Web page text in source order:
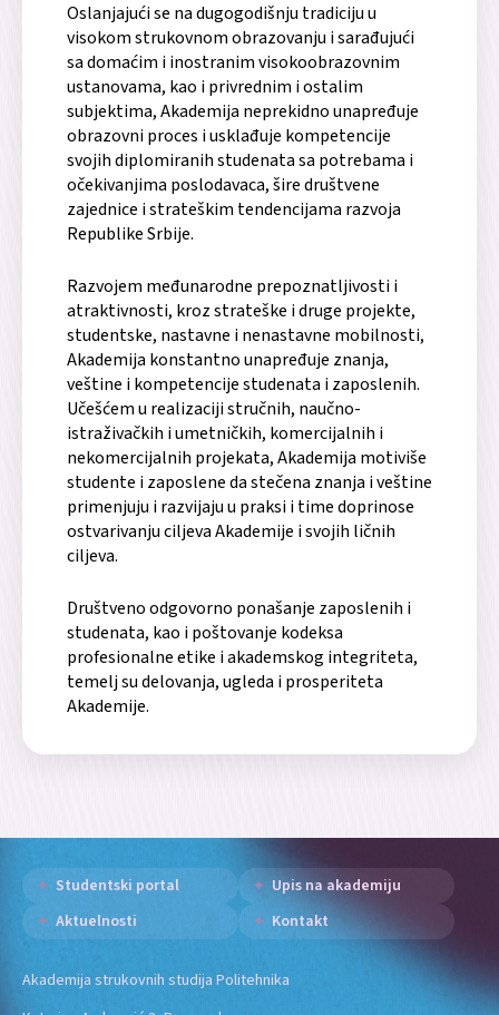
Oslanjajući se na dugogodišnju tradiciju u
visokom strukovnom obrazovanju i sarađujući
sa domaćim i inostranim visokoobrazovnim
ustanovama, kao i privrednim i ostalim
subjektima, Akademija neprekidno unapređuje
obrazovni proces i usklađuje kompetencije
svojih diplomiranih studenata sa potrebama i
očekivanjima poslodavaca, šire društvene
zajednice i strateškim tendencijama razvoja
Republike Srbije.
Razvojem međunarodne prepoznatljivosti i
atraktivnosti, kroz strateške i druge projekte,
studentske, nastavne i nenastavne mobilnosti,
Akademija konstantno unapređuje znanja,
veštine i kompetencije studenata i zaposlenih.
Učešćem u realizaciji stručnih, naučno-
istraživačkih i umetničkih, komercijalnih i
nekomercijalnih projekata, Akademija motiviše
studente i zaposlene da stečena znanja i veštine
primenjuju i razvijaju u praksi i time doprinose
ostvarivanju ciljeva Akademije i svojih ličnih
ciljeva.
Društveno odgovorno ponašanje zaposlenih i
studenata, kao i poštovanje kodeksa
profesionalne etike i akademskog integriteta,
temelj su delovanja, ugleda i prosperiteta
Akademije.
Studentski portal
Upis na akademiju
Aktuelnosti
Kontakt
Akademija strukovnih studija Politehnika